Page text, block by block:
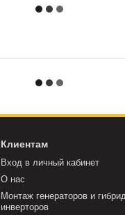
Клиентам
Вход в личный кабинет
О нас
Монтаж генераторов и
инверторов